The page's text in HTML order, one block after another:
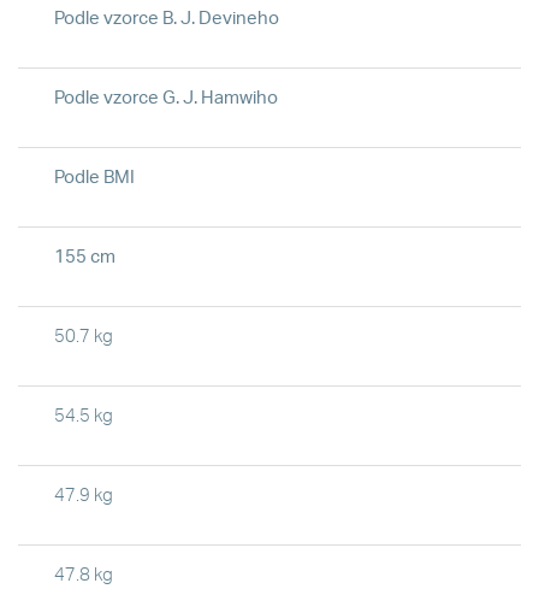
Podle vzorce B. J. Devineho
Podle vzorce G. J. Hamwiho
Podle BMI
155 cm
50.7 kg
54.5 kg
47.9 kg
47.8 kg